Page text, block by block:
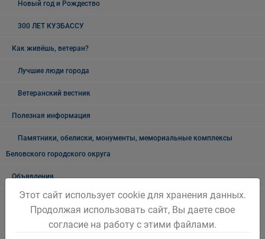
Новый год и Рождество
300 ЛЕТ КУЗБАССУ
Как живёшь, ветеран?
Лучшие люди города
Ветеранский вестник
Полезная информация
Памятники, обелиски, монументы, мемориальные комплексы
Беловского городского округа
Объявления
Безопасность на воде
Осторожно мошенники!
Этот сайт использует cookie для хранения данных.
Продолжая использовать сайт, Вы даете свое
согласие на работу с этими файлами.